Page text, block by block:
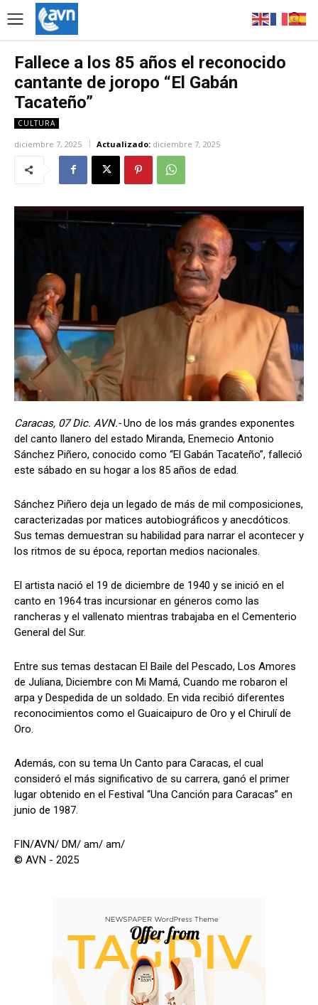
Fallece a los 85 años el reconocido
cantante de joropo “El Gabán
Tacateño”
CULTURA
diciembre 7, 2025 Actualizado: diciembre 7, 2025
Caracas, 07 Dic. AVN.-Uno de los más grandes exponentes
del canto llanero del estado Miranda, Enemecio Antonio
Sánchez Piñero, conocido como “El Gabán Tacateño”, falleció
este sábado en su hogar a los 85 años de edad.
Sánchez Piñero deja un legado de más de mil composiciones,
caracterizadas por matices autobiográficos y anecdóticos.
Sus temas demuestran su habilidad para narrar el acontecer y
los ritmos de su época, reportan medios nacionales.
El artista nació el 19 de diciembre de 1940 y se inició en el
canto en 1964 tras incursionar en géneros como las
rancheras y el vallenato mientras trabajaba en el Cementerio
General del Sur.
Entre sus temas destacan El Baile del Pescado, Los Amores
de Juliana, Diciembre con Mi Mamá, Cuando me robaron el
arpa y Despedida de un soldado. En vida recibió diferentes
reconocimientos como el Guaicaipuro de Oro y el Chirulí de
Oro.
Además, con su tema Un Canto para Caracas, el cual
consideró el más significativo de su carrera, ganó el primer
lugar obtenido en el Festival “Una Canción para Caracas” en
junio de 1987.
FIN/AVN/ DM/ am/ am/
© AVN - 2025